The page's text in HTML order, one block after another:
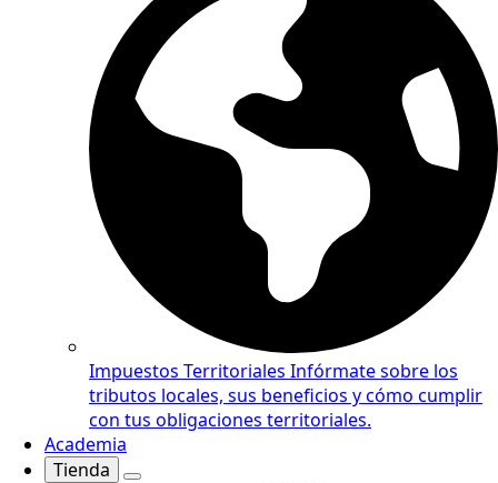
Impuestos Territoriales Infórmate sobre los
tributos locales, sus beneficios y cómo cumplir
con tus obligaciones territoriales.
Academia
Tienda